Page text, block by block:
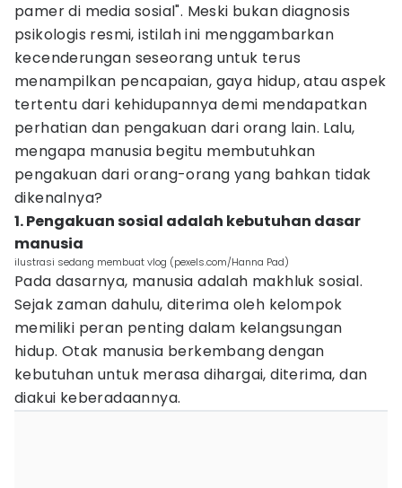
pamer di media sosial". Meski bukan diagnosis
psikologis resmi, istilah ini menggambarkan
kecenderungan seseorang untuk terus
menampilkan pencapaian, gaya hidup, atau aspek
tertentu dari kehidupannya demi mendapatkan
perhatian dan pengakuan dari orang lain. Lalu,
mengapa manusia begitu membutuhkan
pengakuan dari orang-orang yang bahkan tidak
dikenalnya?
1. Pengakuan sosial adalah kebutuhan dasar
manusia
ilustrasi sedang membuat vlog (pexels.com/Hanna Pad)
Pada dasarnya, manusia adalah makhluk sosial.
Sejak zaman dahulu, diterima oleh kelompok
memiliki peran penting dalam kelangsungan
hidup. Otak manusia berkembang dengan
kebutuhan untuk merasa dihargai, diterima, dan
diakui keberadaannya.